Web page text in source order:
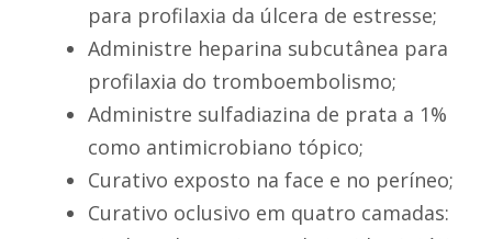
para profilaxia da úlcera de estresse;
Administre heparina subcutânea para
profilaxia do tromboembolismo;
Administre sulfadiazina de prata a 1%
como antimicrobiano tópico;
Curativo exposto na face e no períneo;
Curativo oclusivo em quatro camadas: